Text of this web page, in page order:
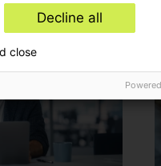
Decline all
close